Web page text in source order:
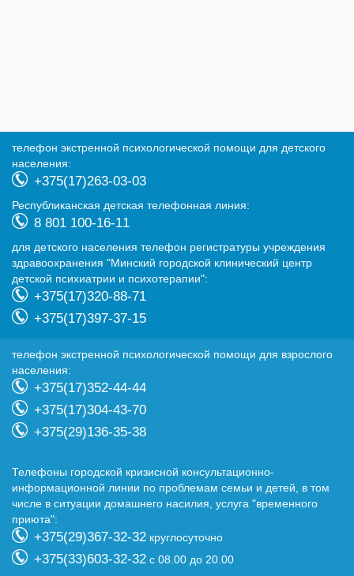
телефон экстренной психологической помощи для детского
населения:
+375(17)263-03-03
Республиканская детская телефонная линия:
8 801 100-16-11
для детского населения телефон регистратуры учреждения
здравоохранения "Минский городской клинический центр
детской психиатрии и психотерапии":
+375(17)320-88-71
+375(17)397-37-15
телефон экстренной психологической помощи для взрослого
населения:
+375(17)352-44-44
+375(17)304-43-70
+375(29)136-35-38
Телефоны городской кризисной консультационно-
информационной линии по проблемам семьи и детей, в том
числе в ситуации домашнего насилия, услуга "временного
приюта":
+375(29)367-32-32 круглосуточно
+375(33)603-32-32 с 08.00 до 20.00